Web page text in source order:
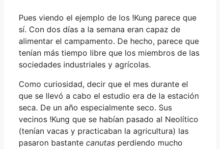
Pues viendo el ejemplo de los !Kung parece que
sí. Con dos días a la semana eran capaz de
alimentar el campamento. De hecho, parece que
tenían más tiempo libre que los miembros de las
sociedades industriales y agrícolas.
Como curiosidad, decir que el mes durante el
que se llevó a cabo el estudio era de la estación
seca. De un año especialmente seco. Sus
vecinos !Kung que se habían pasado al Neolítico
(tenían vacas y practicaban la agricultura) las
pasaron bastante canutas perdiendo mucho